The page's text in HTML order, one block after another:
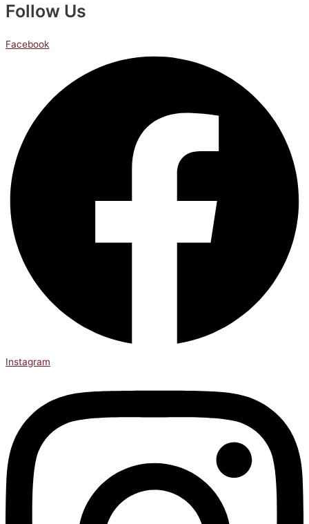
Follow Us
Facebook
Instagram